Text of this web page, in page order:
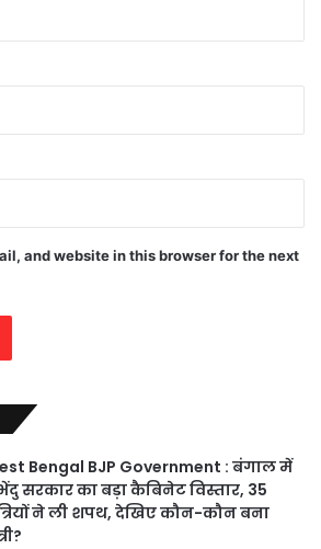
and website in this browser for the next
Bengal BJP Government : बंगाल में
सरकार का बड़ा कैबिनेट विस्तार, 35
ने ली शपथ, देखिए कौन-कौन बना